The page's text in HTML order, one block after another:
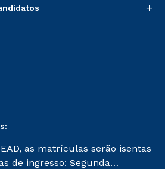
+
as matrículas serão isentas
de ingresso: Segunda